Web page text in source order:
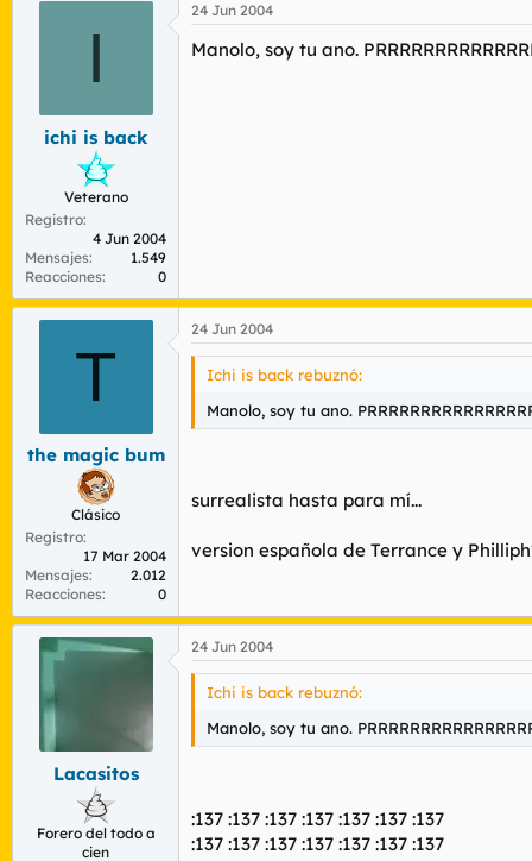
I
ichi is back
Veterano
Registro
4 Jun 2004
Mensajes
1.549
Reacciones
0
24 Jun 2004
Manolo, soy tu ano.
T
the magic bum
Clásico
Registro
17 Mar 2004
Mensajes
2.012
Reacciones
0
24 Jun 2004
Ichi is back rebuznó:
Manolo, soy tu ano.
surrealista hasta para mí...
version española de Terrance y
Lacasitos
Forero del todo a
cien
24 Jun 2004
Ichi is back rebuznó:
Manolo, soy tu ano.
:137 :137 :137 :137 :137 :137 :137
:137 :137 :137 :137 :137 :137 :137